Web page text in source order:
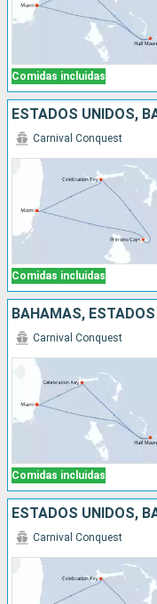
Comidas incluidas
ESTADOS UNIDOS,
Comidas incluidas
Carnival Conquest
BAHAMAS,
Comidas incluidas
Carnival Conquest
ESTADOS UNIDOS,
Carnival Conquest